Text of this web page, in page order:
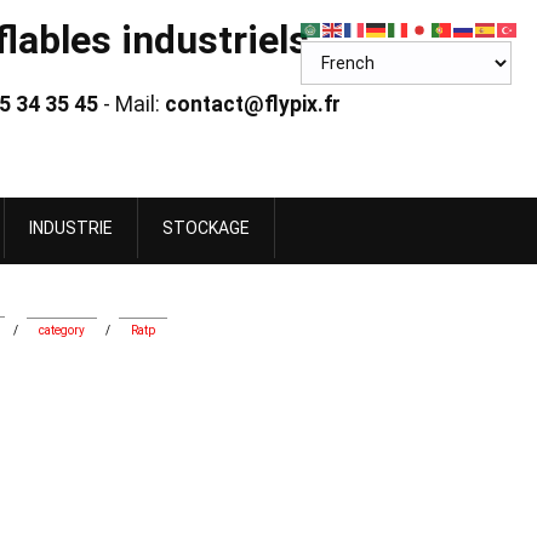
industriels
34 35 45 - Mail: contact@flypix.fr
INDUSTRIE STOCKAGE
/ category / Ratp